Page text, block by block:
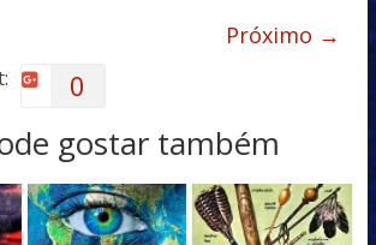
Próximo →
0
gostar também